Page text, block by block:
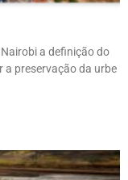
a definição do
preservação da urbe